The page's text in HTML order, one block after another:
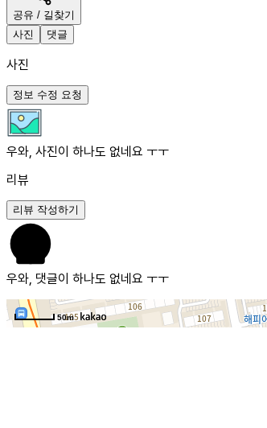
공유 / 길찾기
사진
댓글
사진
정보 수정 요청
우와, 사진이 하나도 없네요 ㅜㅜ
리뷰
리뷰 작성하기
우와, 댓글이 하나도 없네요 ㅜㅜ
50m